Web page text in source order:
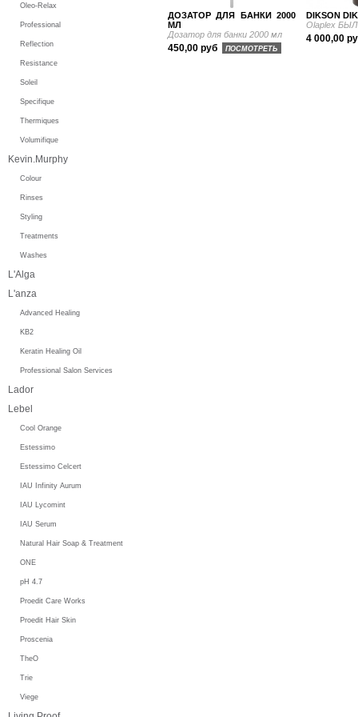
ДОЗАТОР ДЛЯ БАНКИ 2000
МЛ
Дозатор для банки 2000 мл
450,00 руб ПОСМОТРЕТЬ
DIKSON
Olaplex
4 000,00
Oleo-Relax
Professional
Reflection
Resistance
Soleil
Specifique
Thermiques
Volumifique
Kevin.Murphy
Colour
Rinses
Styling
Treatments
Washes
L'Alga
L'anza
Advanced Healing
KB2
Keratin Healing Oil
Professional Salon Services
Lador
Lebel
Cool Orange
Estessimo
Estessimo Celcert
IAU Infinity Aurum
IAU Lycomint
IAU Serum
Natural Hair Soap & Treatment
ONE
pH 4.7
Proedit Care Works
Proedit Hair Skin
Proscenia
TheO
Trie
Viege